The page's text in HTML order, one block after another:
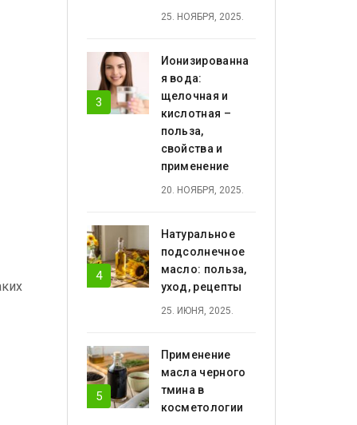
25. НОЯБРЯ, 2025.
Ионизированна
я вода:
щелочная и
кислотная –
польза,
свойства и
применение
20. НОЯБРЯ, 2025.
Натуральное
подсолнечное
масло: польза,
уход, рецепты
25. ИЮНЯ, 2025.
Применение
масла черного
тмина в
косметологии